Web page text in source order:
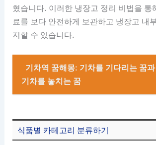
혔습니다. 이러한 냉장고 정리 비법을 통
료를 보다 안전하게 보관하고 냉장고 내
지할 수 있습니다.
기차역 꿈해몽: 기차를 기다리는 꿈과
기차를 놓치는 꿈
식품별 카테고리 분류하기